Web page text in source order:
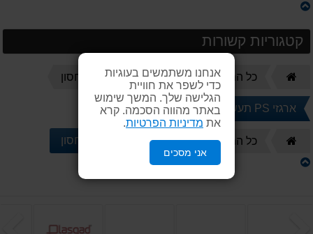
אנחנו משתמשים בעוגיות
כדי לשפר את חוויית
הגלישה שלך. המשך שימוש
באתר מהווה הסכמה. קרא
את מדיניות הפרטיות.
אני מסכים
קטגוריות קשורות
כל המוצרים ארגזים וקופסאות לאחסון
ארגזי PS תעשייתיים
כל המוצרים ארגזים וקופסאות לאחסון